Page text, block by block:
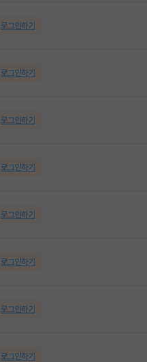
로그인하기
로그인하기
로그인하기
로그인하기
로그인하기
로그인하기
로그인하기
로그인하기